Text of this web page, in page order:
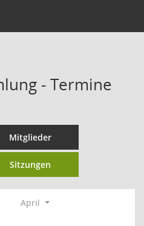
- Termine
Mitglieder
Sitzungen
April